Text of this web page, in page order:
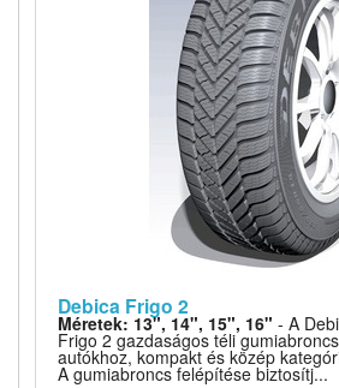
Debica Frigo 2
Méretek: 13", 14", 15", 16" - A
Frigo 2 gazdaságos téli
autókhoz, kompakt és közép
A gumiabroncs felépítése biztosítj...